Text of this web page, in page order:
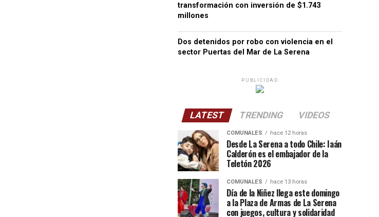
transformación con inversión de $1.743
millones
Dos detenidos por robo con violencia en el
sector Puertas del Mar de La Serena
PUBLICIDAD
LATEST TRENDING VIDEOS
COMUNALES hace 12 horas
Desde La Serena a todo Chile: Iaán
Calderón es el embajador de la
Teletón 2026
COMUNALES hace 13 horas
Día de la Niñez llega este domingo
a la Plaza de Armas de La Serena
con juegos, cultura y solidaridad